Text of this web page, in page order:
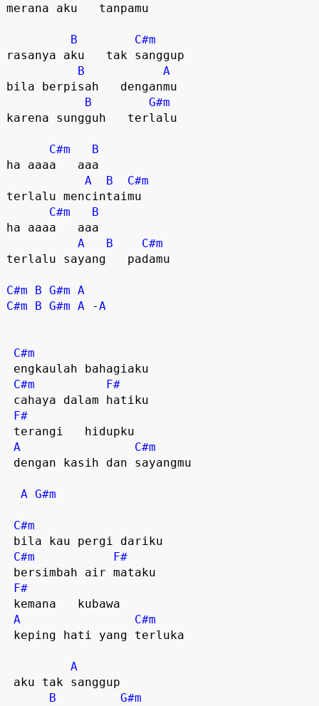
merana aku   tanpamu
B
C#m
rasanya aku   tak sanggup
B
A
bila berpisah   denganmu
B
G#m
karena sungguh   terlalu
C#m
B
ha aaaa   aaa
A
B
C#m
terlalu mencintaimu
C#m
B
ha aaaa   aaa
A
B
C#m
terlalu sayang   padamu
C#m B G#m A
C#m
B G#m A -A
C#m
C#m
F#
F#
A
C#m
A G#m
C#m
C#m
F#
F#
A
C#m
A
B
G#m